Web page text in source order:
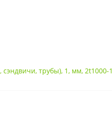
, сэндвичи, трубы), 1, мм, 2t1000-1